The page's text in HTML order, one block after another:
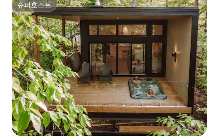
슈퍼호스트
슈퍼호스트